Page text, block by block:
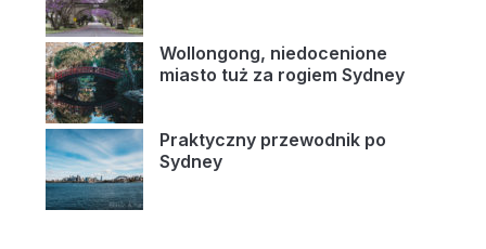
Wollongong, niedocenione
miasto tuż za rogiem Sydney
Praktyczny przewodnik po
Sydney